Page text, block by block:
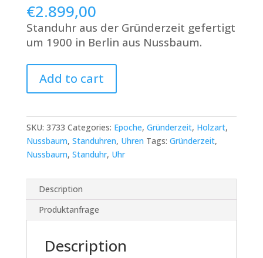
€2.899,00
Standuhr aus der Gründerzeit gefertigt
um 1900 in Berlin aus Nussbaum.
Standuhr
aus
Gründerzeit
quantity
Add to cart
SKU: 3733 Categories: Epoche, Gründerzeit, Holzart,
Nussbaum, Standuhren, Uhren Tags: Gründerzeit,
Nussbaum, Standuhr, Uhr
Description
Produktanfrage
Description